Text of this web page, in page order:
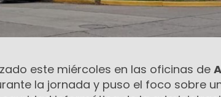
este miércoles en las oficinas de
la jornada y puso el foco sobre